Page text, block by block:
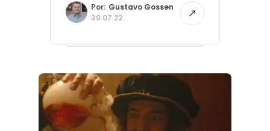
Por: Gustavo Gossen
30.07.22